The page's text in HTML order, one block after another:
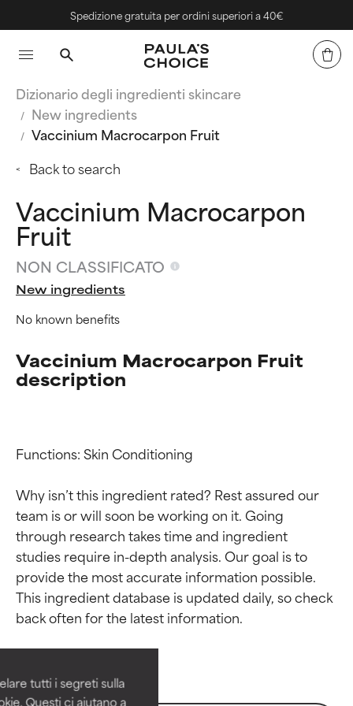
tutti i segreti sulla
Questi ci aiutano a
Spedizione gratuita per ordini superiori a 40€
Dizionario degli ingredienti skincare
New ingredients
Vaccinium Macrocarpon Fruit
Back to search
Vaccinium Macrocarpon
Fruit
NON CLASSIFICATO
New ingredients
No known benefits
Vaccinium Macrocarpon Fruit
description
Functions: Skin Conditioning
Why isn’t this ingredient rated? Rest assured our
team is or will soon be working on it. Going
through research takes time and ingredient
studies require in-depth analysis. Our goal is to
provide the most accurate information possible.
This ingredient database is updated daily, so check
Valutazione degli
ingredienti
Comprovati e sostenuti da studi
indipendenti. Ingrediente attivo
Valutazione degli
ingredienti
Comprovati e sostenuti da studi
indipendenti. Ingrediente attivo